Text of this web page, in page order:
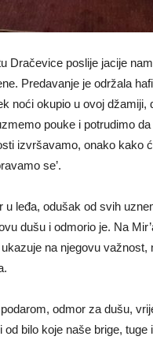
Dračevice poslije jacije
Predavanje je održala
noći okupio u ovoj džamiji,
pouke i potrudimo
izvršavamo, onako kako
se’.
u leđa, odušak od svih
dušu i odmorio je. Na
na njegovu
odmor za dušu,
bilo koje naše brige, tuge